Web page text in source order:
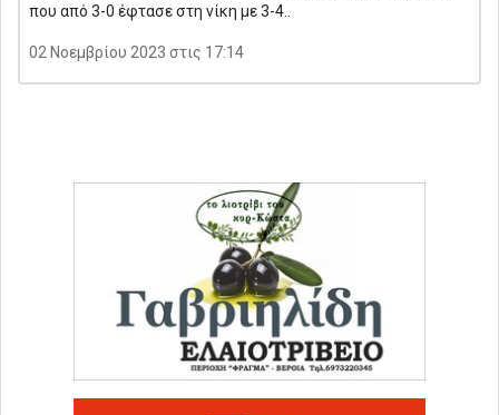
που από 3-0 έφτασε στη νίκη με 3-4..
02 Νοεμβρίου 2023 στις 17:14